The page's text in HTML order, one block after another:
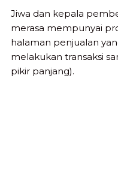
Jiwa dan kepala
merasa mempunyai
halaman penjualan
melakukan transaksi
pikir panjang).